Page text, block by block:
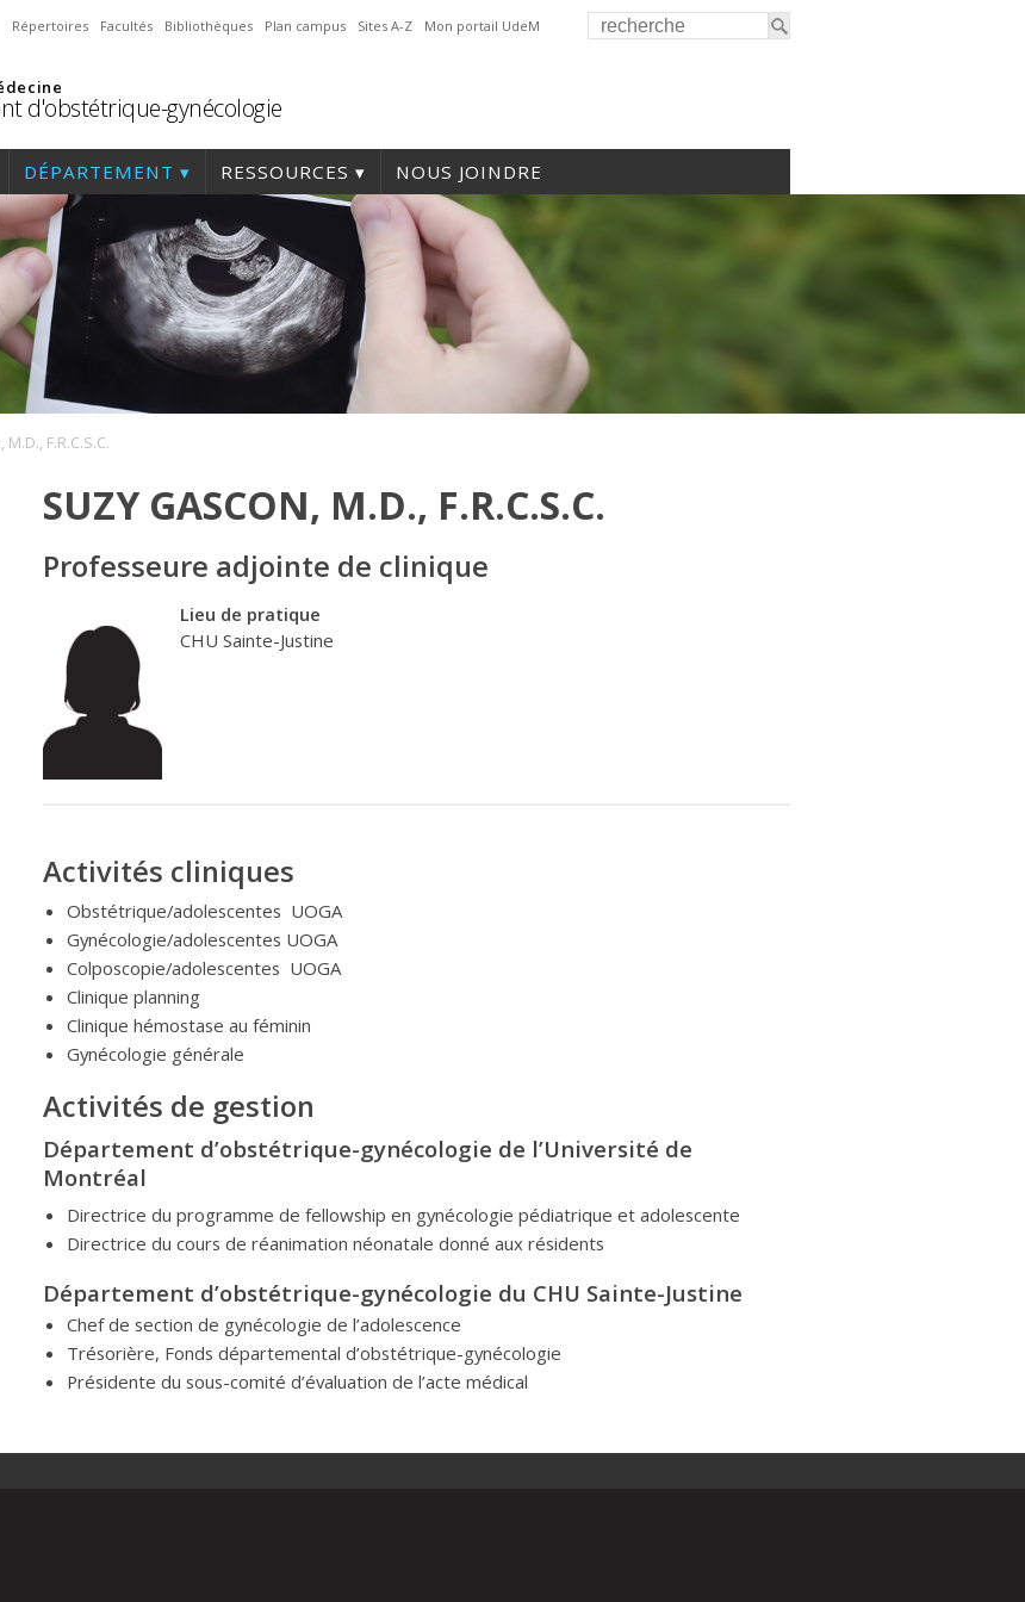
Répertoires Facultés Bibliothèques Plan campus Sites A-Z Mon portail UdeM
d'obstétrique-gynécologie
DÉPARTEMENT RESSOURCES NOUS JOINDRE
F.R.C.S.C.
SUZY GASCON, M.D., F.R.C.S.C.
Professeure adjointe de clinique
Lieu de pratique
CHU Sainte-Justine
Activités cliniques
Obstétrique/adolescentes UOGA
Gynécologie/adolescentes UOGA
Colposcopie/adolescentes UOGA
Clinique planning
Clinique hémostase au féminin
Gynécologie générale
Activités de gestion
Département d’obstétrique-gynécologie de l’Université de
Montréal
Directrice du programme de fellowship en gynécologie pédiatrique et adolescente
Directrice du cours de réanimation néonatale donné aux résidents
Département d’obstétrique-gynécologie du CHU Sainte-Justine
Chef de section de gynécologie de l’adolescence
Trésorière, Fonds départemental d’obstétrique-gynécologie
Présidente du sous-comité d’évaluation de l’acte médical